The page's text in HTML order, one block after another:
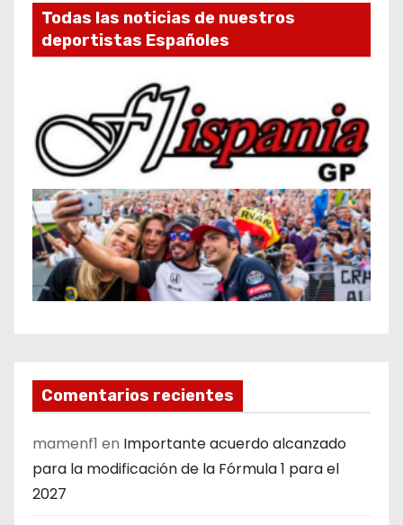
Todas las noticias de nuestros
deportistas Españoles
Comentarios recientes
mamenf1 en Importante acuerdo alcanzado
para la modificación de la Fórmula 1 para el
2027